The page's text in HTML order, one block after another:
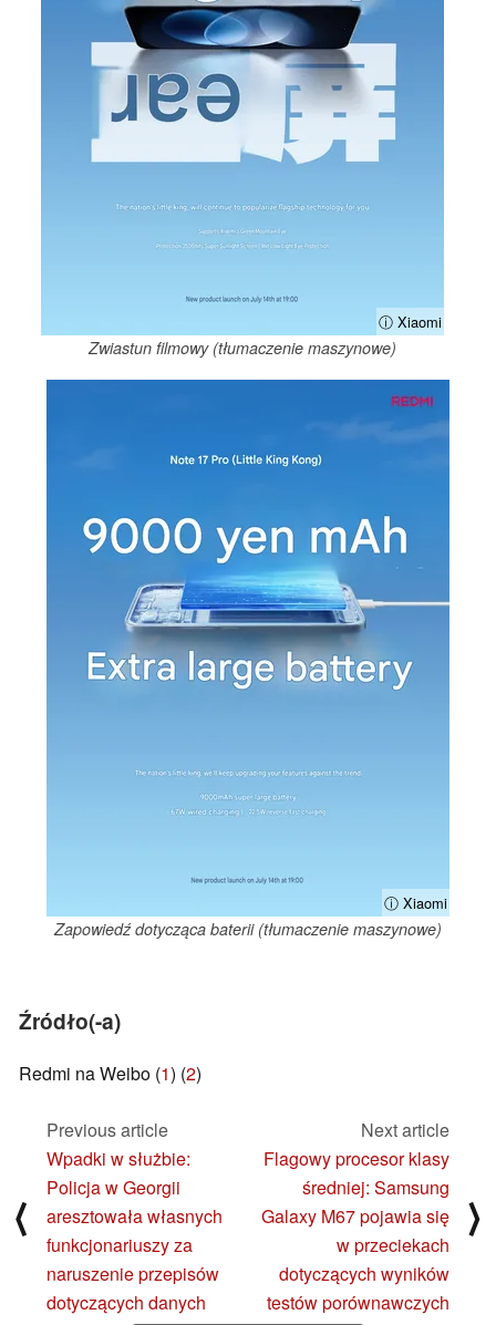
ⓘ Xiaomi
Zwiastun filmowy (tłumaczenie maszynowe)
ⓘ Xiaomi
Zapowiedź dotycząca baterii (tłumaczenie maszynowe)
Źródło(-a)
Redmi na Weibo (1) (2)
⟨
Previous article
Wpadki w służbie:
Policja w Georgii
aresztowała własnych
funkcjonariuszy za
naruszenie przepisów
dotyczących danych
Next article
Flagowy procesor klasy
średniej: Samsung
Galaxy M67 pojawia się
w przeciekach
dotyczących wyników
testów porównawczych
⟩